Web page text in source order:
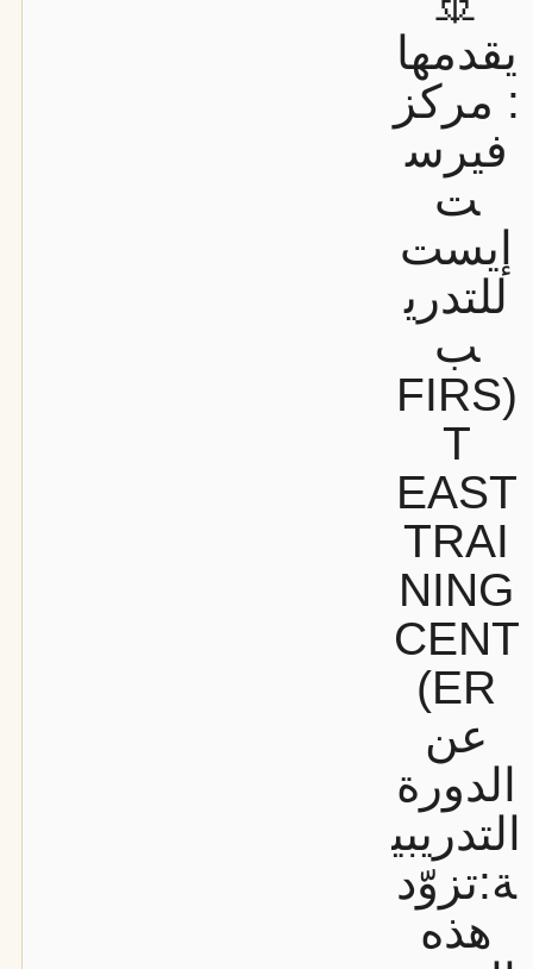
يقدمها
: مركز
فيرس
ت
إيست
للتدري
ب
(FIRS
T
EAST
TRAI
NING
CENT
ER)
عن
الدورة
التدريبي
ة:تزوّد
هذه